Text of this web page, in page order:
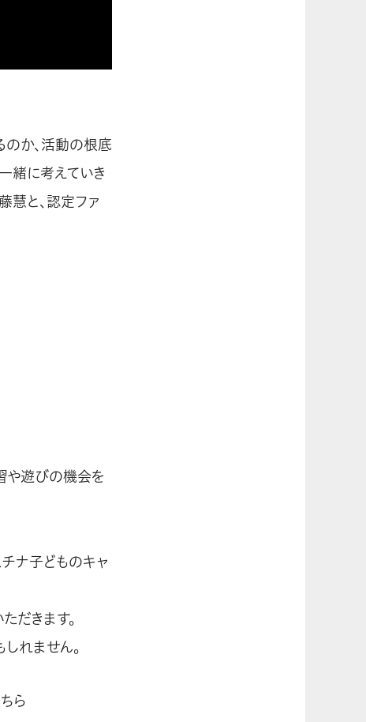
か、活動の根底
緒に考えていき
慧と、認定ファ
や遊びの機会を
ナ子どものキャ
だきます。
れません。
ら